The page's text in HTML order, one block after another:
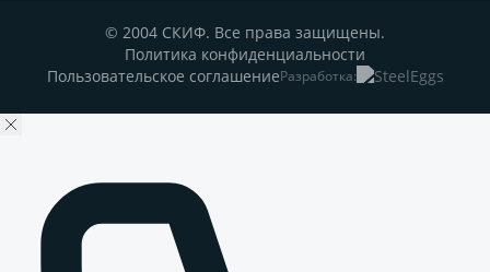
© 2004 СКИФ. Все права защищены.
Политика конфиденциальности
Пользовательское соглашениеРазработка: